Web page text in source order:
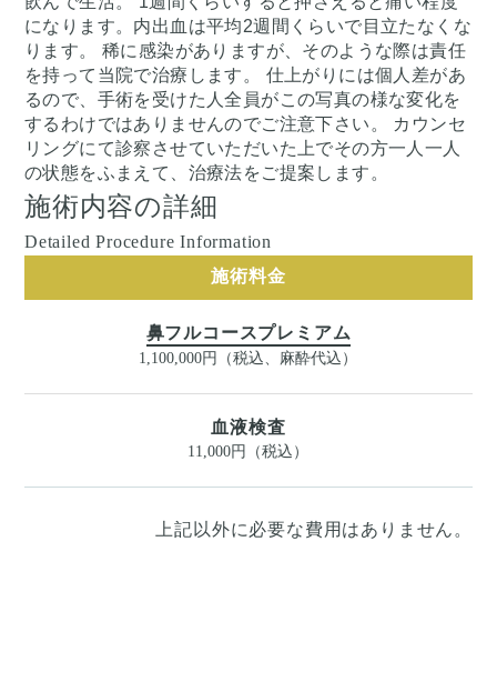
になります。内出血は平均2週間くらいで目立たなくな
ります。 稀に感染がありますが、そのような際は責任
を持って当院で治療します。 仕上がりには個人差があ
るので、手術を受けた人全員がこの写真の様な変化を
するわけではありませんのでご注意下さい。 カウンセ
リングにて診察させていただいた上でその方一人一人
の状態をふまえて、治療法をご提案します。
施術内容の詳細
Detailed Procedure Information
施術料金
鼻フルコースプレミアム
1,100,000円（税込、麻酔代込）
血液検査
11,000円（税込）
上記以外に必要な費用はありません。